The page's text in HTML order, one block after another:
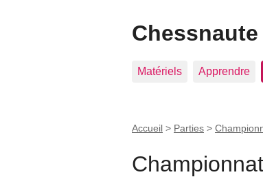
Chessnaute
Matériels Apprendre
Accueil > Parties >